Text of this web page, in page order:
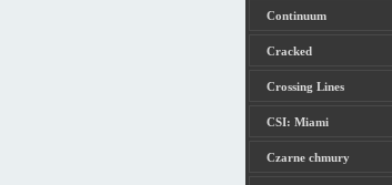
Continuum
Cracked
Crossing Lines
CSI: Miami
Czarne chmury